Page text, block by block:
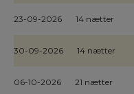
23-09-2026 14 nætter
30-09-2026 14 nætter
06-10-2026 21 nætter